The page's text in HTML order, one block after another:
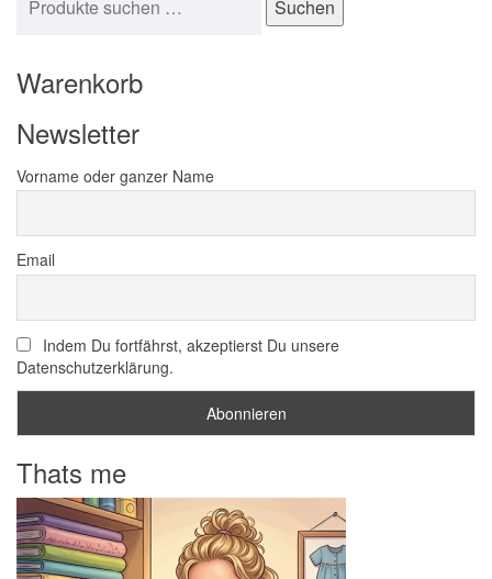
Suchen
Warenkorb
Newsletter
Vorname oder ganzer Name
Email
Indem Du fortfährst, akzeptierst Du unsere
Datenschutzerklärung.
Thats me